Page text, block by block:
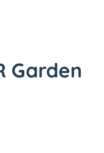
Garden